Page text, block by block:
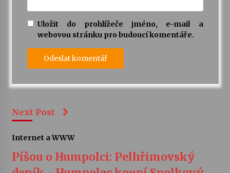
Uložit do prohlížeče jméno, e-mail a
webovou stránku pro budoucí komentáře.
Next Post
Internet a WWW
Píšou o Humpolci: Pelhřimovský